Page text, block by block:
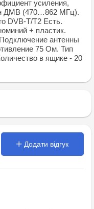
усиления,
ДМВ (470…862 МГц).
DVB-T/T2 Есть.
+ пластик.
антенны
75 Ом. Тип
в ящике - 20
Додати відгук